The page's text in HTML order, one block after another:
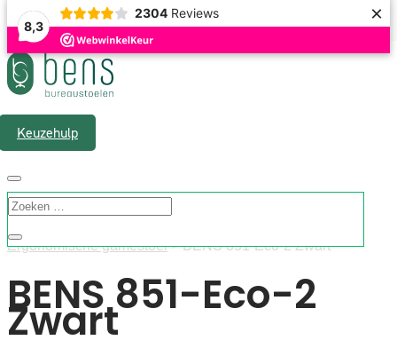
8,3
2304 Reviews ×
Gratis verzending & 1 á 2 werkdagen levertijd
Keuzehulp
”Home”>Assortiment>Bureaustoelen
Ergonomische gamestoel> BENS 851-Eco-2 Zwart
BENS 851-Eco-2
Zwart